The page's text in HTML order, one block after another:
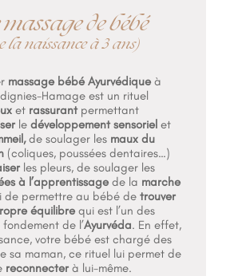
de bébé
la naissance à 3 ans)
massage bébé Ayurvédiqueà
Hamage est un rituel
et rassurant permettant
ledéveloppement sensorielet
de soulager les maux du
(coliques, poussées dentaires…)
les pleurs, de soulager les
à l’apprentissagede la marche
de permettre au bébé detrouver
équilibrequi est l’un des
de l’Ayurvéda. En effet,
votre bébé est chargé des
sa maman, ce rituel lui permet de
reconnecterà lui-même.